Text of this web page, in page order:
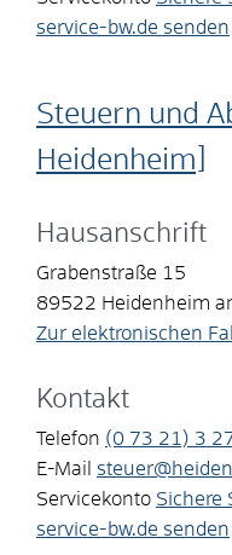
service-bw.de senden
Steuern und
Heidenheim]
Hausanschrift
Grabenstraße 15
89522 Heidenheim
Zur elektronischen
Kontakt
Telefon (0 73 21) 3
E-Mail
Servicekonto Sichere
service-bw.de senden